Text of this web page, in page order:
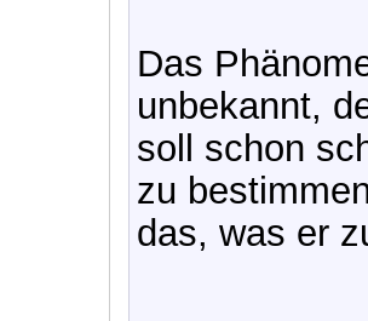
Das
unbekannt,
soll schon
zu
das, was er